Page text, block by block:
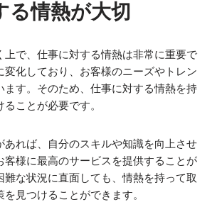
る情熱が大切
上で、仕事に対する情熱は非常に重要で
変化しており、お客様のニーズやトレン
ます。そのため、仕事に対する情熱を持
ことが必要です。
あれば、自分のスキルや知識を向上させ
客様に最高のサービスを提供することが
難な状況に直面しても、情熱を持って取
見つけることができます。